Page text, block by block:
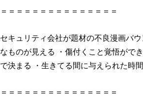
＝＝＝＝＝＝＝＝＝＝＝＝＝＝＝
セキュリティ会社が題材の不良漫画バ
なものが見える ・傷付くこと覚悟がで
で決まる ・生きてる間に与えられた時
＝＝＝＝＝＝＝＝＝＝＝＝＝＝＝